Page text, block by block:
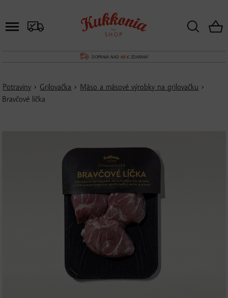
DOPRAVA NAD 60 €ZDARMA!
Potraviny › Grilovačka › Mäso a mäsové výrobky na grilovačku ›
Bravčové líčka